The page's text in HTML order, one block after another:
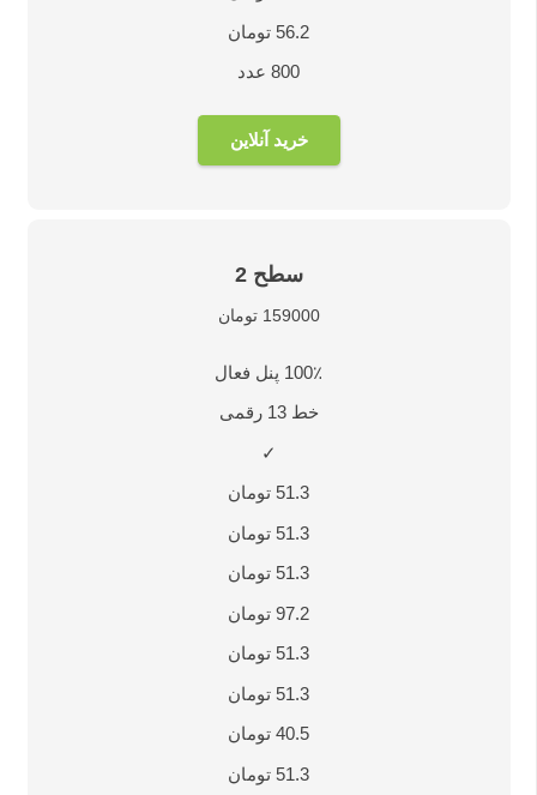
56.2 تومان
800 عدد
خرید آنلاین
سطح 2
159000 تومان
100٪ پنل فعال
خط 13 رقمی
✓
51.3 تومان
51.3 تومان
51.3 تومان
97.2 تومان
51.3 تومان
51.3 تومان
40.5 تومان
51.3 تومان